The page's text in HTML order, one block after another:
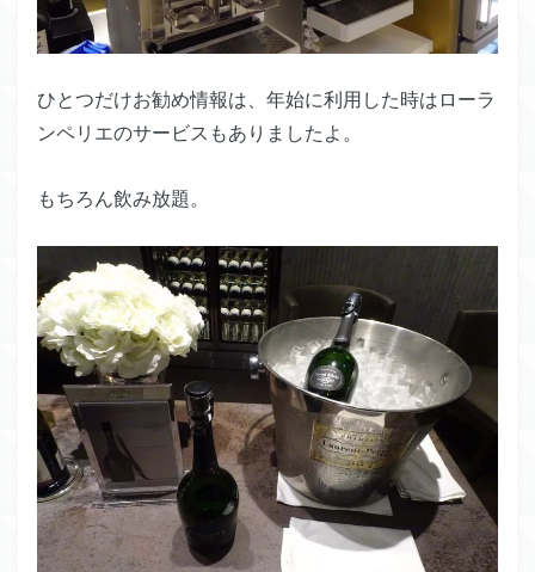
ひとつだけお勧め情報は、年始に利用した時はローラ
ンペリエのサービスもありましたよ。
もちろん飲み放題。